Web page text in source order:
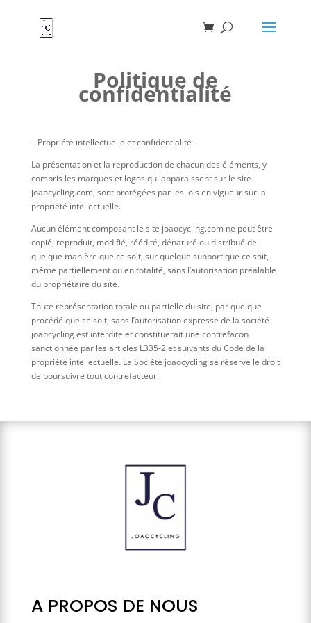
Politique de
confidentialité
– Propriété intellectuelle et confidentialité –
La présentation et la reproduction de chacun des éléments, y
compris les marques et logos qui apparaissent sur le site
joaocycling.com, sont protégées par les lois en vigueur sur la
propriété intellectuelle.
Aucun élément composant le site joaocycling.com ne peut être
copié, reproduit, modifié, réédité, dénaturé ou distribué de
quelque manière que ce soit, sur quelque support que ce soit,
même partiellement ou en totalité, sans l’autorisation préalable
du propriétaire du site.
Toute représentation totale ou partielle du site, par quelque
procédé que ce soit, sans l’autorisation expresse de la société
joaocycling est interdite et constituerait une contrefaçon
sanctionnée par les articles L335-2 et suivants du Code de la
propriété intellectuelle. La Société joaocycling se réserve le droit
de poursuivre tout contrefacteur.
A PROPOS DE NOUS